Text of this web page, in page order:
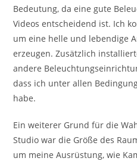
Bedeutung, da eine gute
Videos entscheidend ist. Ich
um eine helle und lebendige
erzeugen. Zusätzlich
andere
dass ich unter allen
habe.
Ein weiterer Grund für die
Studio war die Größe des
um meine Ausrüstung, wie